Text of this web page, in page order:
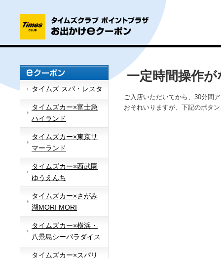
タイムズ スパ・レスタ
タイムズカー×富士急
ハイランド
タイムズカー×東京サ
マーランド
タイムズカー×西武園
ゆうえんち
タイムズカー×さがみ
湖MORI MORI
タイムズカー×横浜・
八景島シーパラダイス
タイムズカー×スパリ
一定時間操作
ご入店いただいてから、30分間
おそれいりますが、下記のボタ